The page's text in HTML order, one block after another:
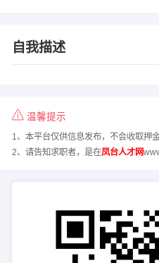
自我描述
温馨提示
1、本平台仅供信息发布，不会收取押
2、请告知求职者，是在凤台人才网